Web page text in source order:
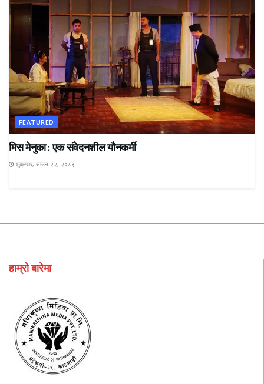
FEATURED
मिस मेनुका : एक संवेदनशील यौनकर्मी
शुक्रबार, साउन २२, २०८३
हाम्रो बारेमा